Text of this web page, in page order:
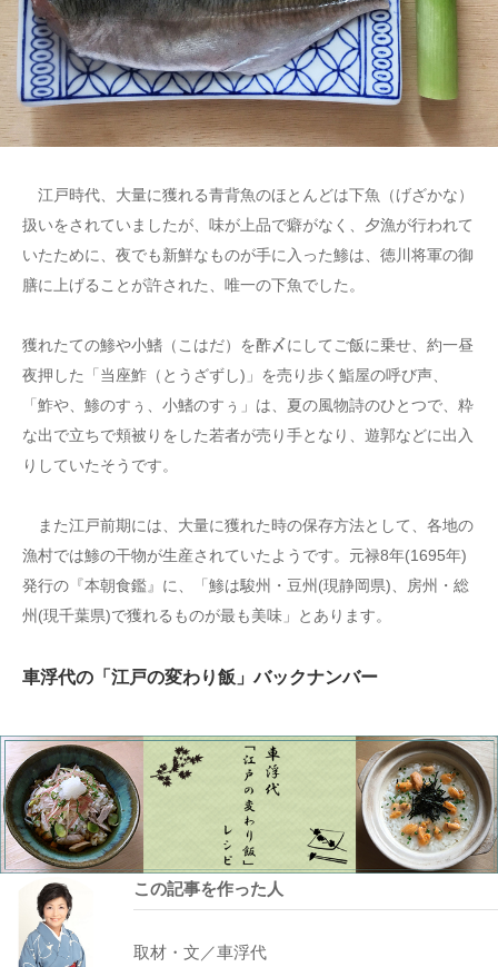
江戸時代、大量に獲れる青背魚のほとんどは下魚（げざかな）
扱いをされていましたが、味が上品で癖がなく、夕漁が行われて
いたために、夜でも新鮮なものが手に入った鯵は、徳川将軍の御
膳に上げることが許された、唯一の下魚でした。
獲れたての鯵や小鰭（こはだ）を酢〆にしてご飯に乗せ、約一昼
夜押した「当座鮓（とうざずし)」を売り歩く鮨屋の呼び声、
「鮓や、鯵のすぅ、小鰭のすぅ」は、夏の風物詩のひとつで、粋
な出で立ちで頬被りをした若者が売り手となり、遊郭などに出入
りしていたそうです。
また江戸前期には、大量に獲れた時の保存方法として、各地の
漁村では鯵の干物が生産されていたようです。元禄8年(1695年)
発行の『本朝食鑑』に、「鯵は駿州・豆州(現静岡県)、房州・総
州(現千葉県)で獲れるものが最も美味」とあります。
車浮代の「江戸の変わり飯」バックナンバー
この記事を作った人
取材・文／車浮代